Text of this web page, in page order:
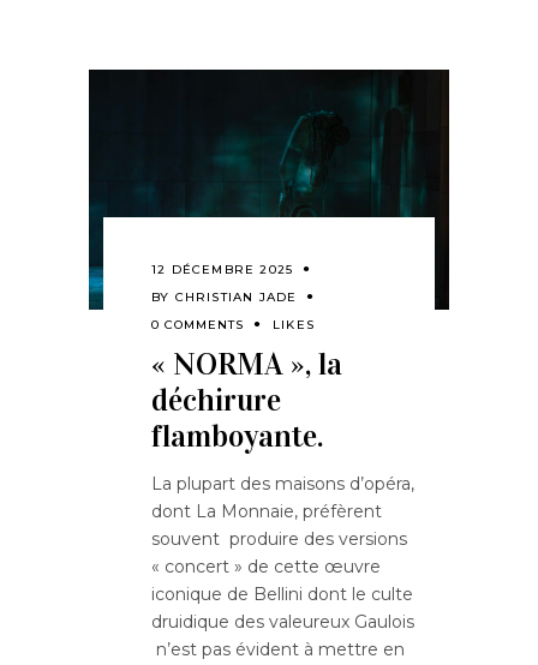
12 DÉCEMBRE 2025
BY CHRISTIAN JADE
0 COMMENTS
LIKES
« NORMA », la
déchirure
flamboyante.
La plupart des maisons d’opéra,
dont La Monnaie, préfèrent
souvent produire des versions
« concert » de cette œuvre
iconique de Bellini dont le culte
druidique des valeureux Gaulois
n’est pas évident à mettre en